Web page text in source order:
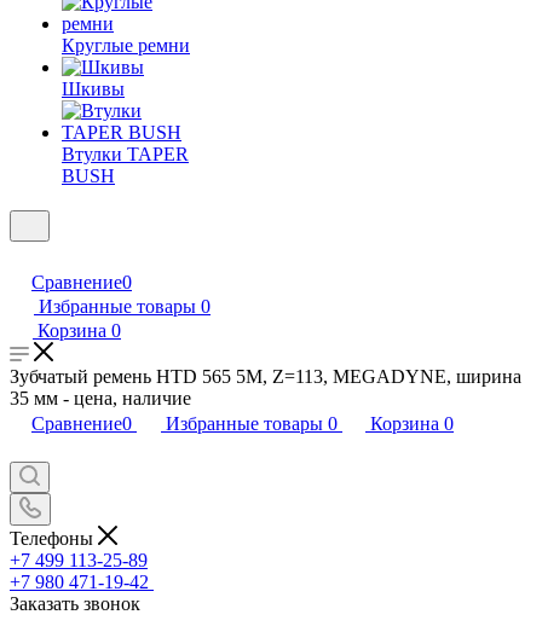
Круглые ремни
Шкивы
Втулки TAPER
BUSH
Сравнение0
Избранные товары 0
Корзина 0
Зубчатый ремень HTD 565 5M, Z=113, MEGADYNE, ширина
35 мм - цена, наличие
Сравнение0 Избранные товары 0 Корзина 0
Телефоны
+7 499 113-25-89
+7 980 471-19-42
Заказать звонок